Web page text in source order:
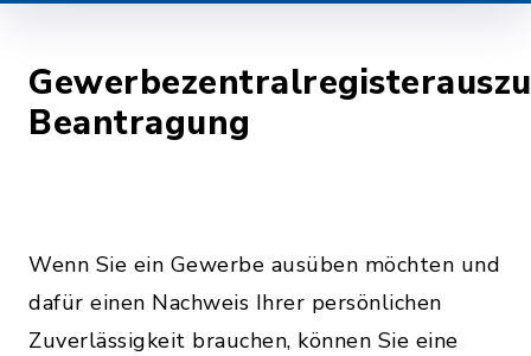
Beantragung
Wenn Sie ein Gewerbe ausüben möchten und
dafür einen Nachweis Ihrer persönlichen
Zuverlässigkeit brauchen, können Sie eine